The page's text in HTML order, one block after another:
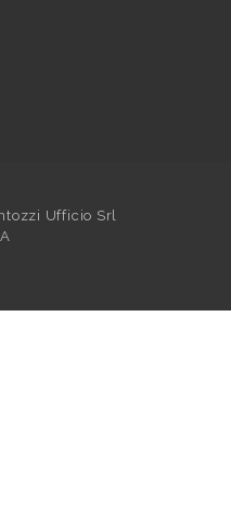
Ufficio Srl